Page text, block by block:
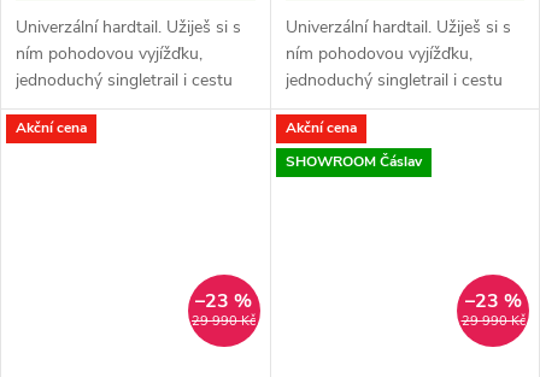
Univerzální hardtail. Užiješ si s
ním pohodovou vyjížďku,
jednoduchý singletrail i cestu
do práce. Jeho hliníkový rám s
Easy Trail geometrií perfektně...
Univerzální hardtail. Užiješ si s
ním pohodovou vyjížďku,
jednoduchý singletrail i cestu
do práce. Jeho hliníkový rám s
Easy Trail geometrií perfektně...
Akční cena
29 990 Kč
–23 %
Akční cena
SHOWROOM Čáslav
29 990 Kč
–23 %